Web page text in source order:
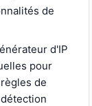
de
d'IP
pour
de